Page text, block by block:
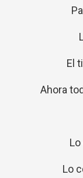
El
Ahora
Lo